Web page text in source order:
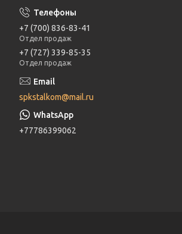
+7 (700) 836-83-41
Отдел продаж
+7 (727) 339-85-35
Отдел продаж
spkstalkom@mail.ru
+77786399062